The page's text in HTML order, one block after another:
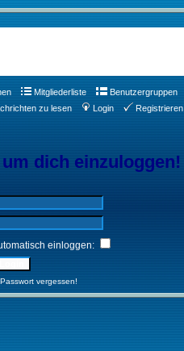
Mitgliederliste
Benutzergruppen
zu lesen Login Registrieren
dich einzuloggen!
einloggen:
vergessen!